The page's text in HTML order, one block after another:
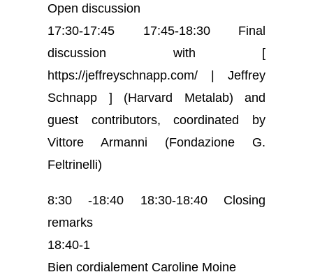
Open discussion
17:30-17:45 17:45-18:30 Final
discussion with [
https://jeffreyschnapp.com/ | Jeffrey
Schnapp ] (Harvard Metalab) and
guest contributors, coordinated by
Vittore Armanni (Fondazione G.
Feltrinelli)
8:30 -18:40 18:30-18:40 Closing
remarks
18:40-1
Bien cordialement Caroline Moine